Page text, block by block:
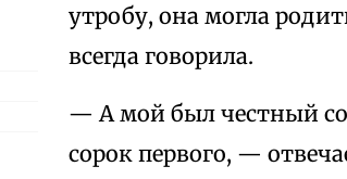
утробу, она могла
всегда говорила.
— А мой был честный
сорок первого, —